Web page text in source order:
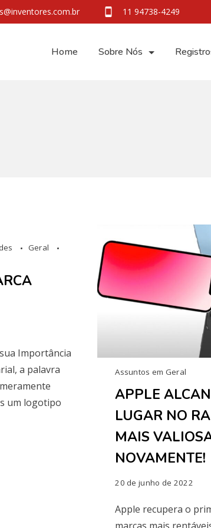
11 94738-4249
Home Sobre Nós
Geral
Importância
a palavra
um logotipo
Assuntos em Geral
APPLE
LUGAR NO
MAIS
NOVAMENTE!
20 de junho de 2022
Apple recupera o